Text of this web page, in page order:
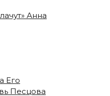
Анна
Его
Песцова